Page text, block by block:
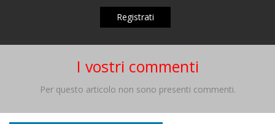
Registrati
I vostri commenti
Per questo articolo non sono presenti commenti.